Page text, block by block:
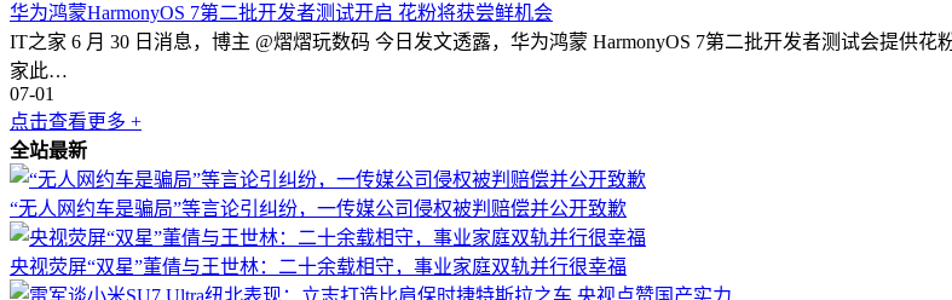
华为鸿蒙HarmonyOS 7第二批开发者测试开启 花粉将获尝鲜机会
IT之家 6 月 30 日消息，博主 @熠熠玩数码 今日发文透露，华为鸿蒙 HarmonyOS 7第二批开发者测试会提供
家此…
07-01
点击查看更多 +
全站最新
“无人网约车是骗局”等言论引纠纷，一传媒公司侵权被判赔偿并公开致歉
央视荧屏“双星”董倩与王世林：二十余载相守，事业家庭双轨并行很幸福